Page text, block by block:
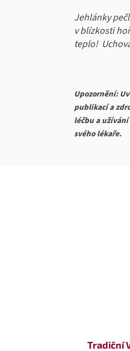
Tradiční
Jehlánky
v blízkosti
teplo!
Upozornění:
publikací a
léčbu a
svého lékaře.